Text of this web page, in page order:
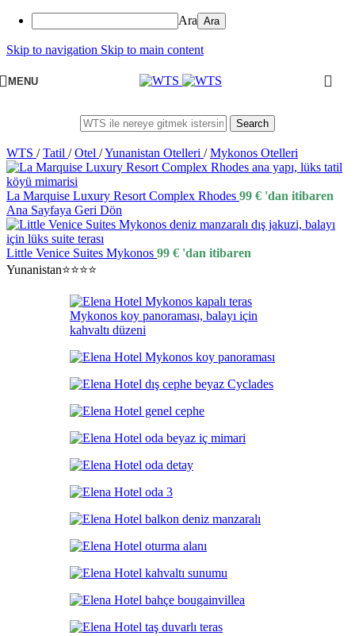
Ara
Skip to navigation Skip to main content
MENU
Search
WTS / Tatil / Otel /Yunanistan Otelleri / Mykonos Otelleri
La Marquise Luxury Resort Complex Rhodes 99 € 'dan itibaren
Ana Sayfaya Geri Dön
Little Venice Suites Mykonos 99 € 'dan itibaren
Yunanistan⭐⭐⭐⭐